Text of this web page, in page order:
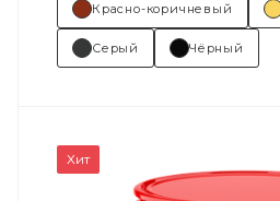
Красно-коричневый
Серый Чёрный
Хит